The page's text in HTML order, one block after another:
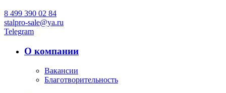
8 499 390 02 84
stalpro-sale@ya.ru
Telegram
О компании
Вакансии
Благотворительность